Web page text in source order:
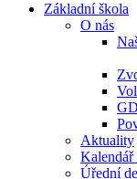
Základní škola
O nás
Aktuality
Kalendář
Úřední